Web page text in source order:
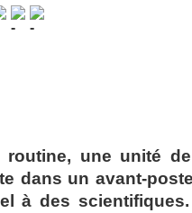
une unité
dans un avant-
à des